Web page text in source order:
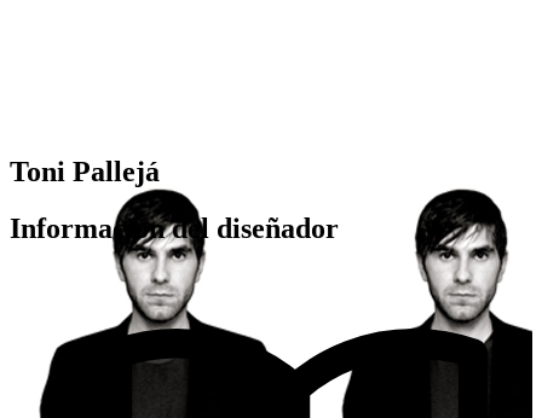
Toni Pallejá
Información del diseñador